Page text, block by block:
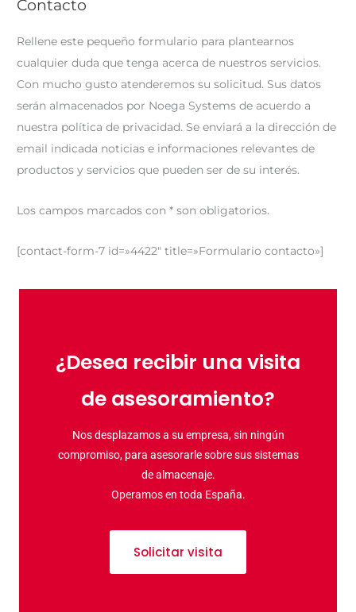
Contacto
Rellene este pequeño formulario para plantearnos
cualquier duda que tenga acerca de nuestros servicios.
Con mucho gusto atenderemos su solicitud. Sus datos
serán almacenados por Noega Systems de acuerdo a
nuestra política de privacidad. Se enviará a la dirección de
email indicada noticias e informaciones relevantes de
productos y servicios que pueden ser de su interés.
Los campos marcados con * son obligatorios.
[contact-form-7 id=»4422″ title=»Formulario contacto»]
¿Desea recibir una visita
de asesoramiento?
Nos desplazamos a su empresa, sin ningún
compromiso, para asesorarle sobre sus sistemas
de almacenaje.
Operamos en toda España.
Solicitar visita